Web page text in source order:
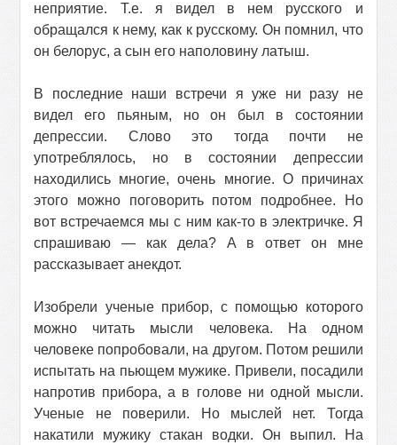
неприятие. Т.е. я видел в нем русского и
обращался к нему, как к русскому. Он помнил, что
он белорус, а сын его наполовину латыш.
В последние наши встречи я уже ни разу не
видел его пьяным, но он был в состоянии
депрессии. Слово это тогда почти не
употреблялось, но в состоянии депрессии
находились многие, очень многие. О причинах
этого можно поговорить потом подробнее. Но
вот встречаемся мы с ним как-то в электричке. Я
спрашиваю — как дела? А в ответ он мне
рассказывает анекдот.
Изобрели ученые прибор, с помощью которого
можно читать мысли человека. На одном
человеке попробовали, на другом. Потом решили
испытать на пьющем мужике. Привели, посадили
напротив прибора, а в голове ни одной мысли.
Ученые не поверили. Но мыслей нет. Тогда
накатили мужику стакан водки. Он выпил. На